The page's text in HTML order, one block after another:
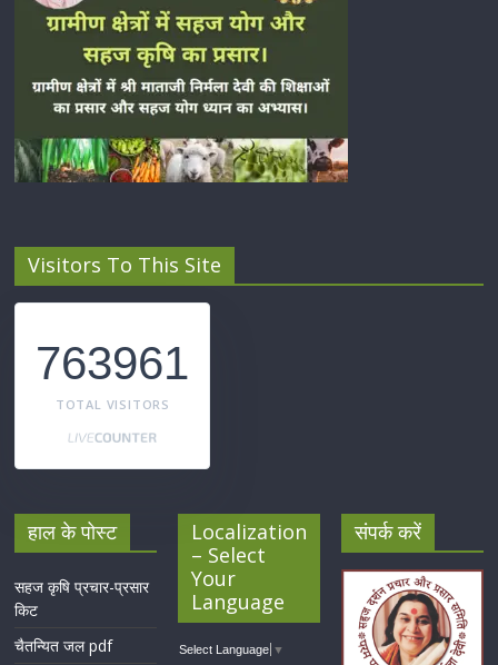
Visitors To This Site
763961
TOTAL VISITORS
हाल के पोस्ट
सहज कृषि प्रचार-प्रसार
किट
चैतन्यित जल pdf
Localization
– Select
Your
Language
Select Language ▼
संपर्क करें